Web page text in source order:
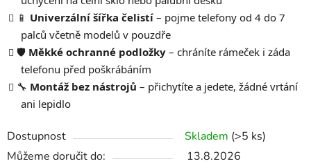
📱 Univerzální šířka čelistí – pojme telefony od 4 do 7
palců včetně modelů v pouzdře
🛡️ Měkké ochranné podložky – chráníte rámeček i záda
telefonu před poškrábáním
🔧 Montáž bez nástrojů – přichytíte a jedete, žádné vrtání
ani lepidlo
Dostupnost Skladem (>5 ks)
Můžeme doručit do:
13.8.2026